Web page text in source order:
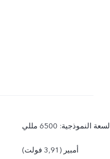
السعة النموذجية: 6500 مللي
أمبير (3,91 فولت)